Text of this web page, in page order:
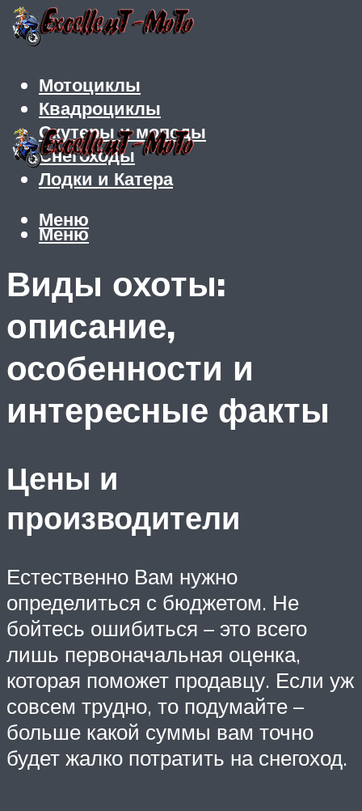
Мотоциклы
Квадроциклы
Скутеры и мопеды
Снегоходы
Лодки и Катера
Меню
Меню
Виды охоты:
описание,
особенности и
интересные факты
Цены и
производители
Естественно Вам нужно
определиться с бюджетом. Не
бойтесь ошибиться – это всего
лишь первоначальная оценка,
которая поможет продавцу. Если уж
совсем трудно, то подумайте –
больше какой суммы вам точно
будет жалко потратить на снегоход.